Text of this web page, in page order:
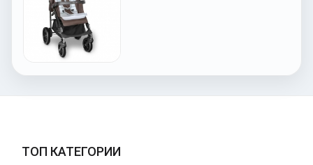
ТОП КАТЕГОРИИ